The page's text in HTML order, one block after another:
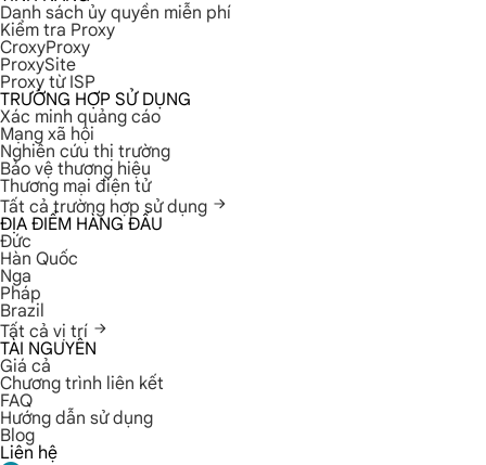
Danh sách ủy quyền miễn phí
Kiểm tra Proxy
CroxyProxy
ProxySite
Proxy từ ISP
TRƯỜNG HỢP SỬ DỤNG
Xác minh quảng cáo
Mạng xã hội
Nghiên cứu thị trường
Bảo vệ thương hiệu
Thương mại điện tử
Tất cả trường hợp sử dụng
ĐỊA ĐIỂM HÀNG ĐẦU
Đức
Hàn Quốc
Nga
Pháp
Brazil
Tất cả vị trí
TÀI NGUYÊN
Giá cả
Chương trình liên kết
FAQ
Hướng dẫn sử dụng
Blog
Liên hệ